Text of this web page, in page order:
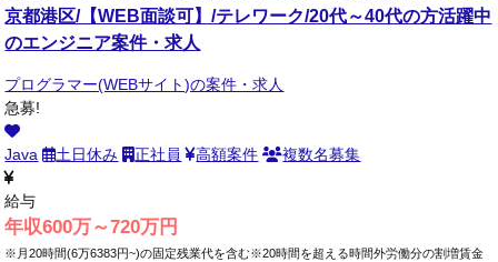
京都港区/【WEB面談可】/テレワーク/20代～40代の方活躍中
のエンジニア案件・求人
プログラマー(WEBサイト)の案件・求人
急募!
Java 土日休み 正社員 高額案件 複数名募集
給与
年収600万～720万円
※月20時間(6万6383円~)の固定残業代を含む※20時間を超える時間外労働分の割増賃金